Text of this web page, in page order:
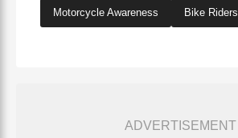
Motorcycle Awareness Bike Riders
ADVERTISEMENT